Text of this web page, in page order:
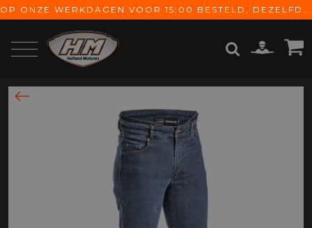
OP ONZE WERKDAGEN VOOR 15:00 BESTELD, DEZELFDE DAG VERZONDEN! GRATIS VERZENDING VANAF € 65,-